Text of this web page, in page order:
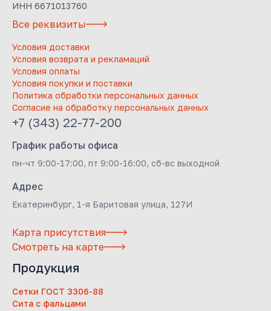
ИНН 6671013760
Все реквизиты
Условия доставки
Условия возврата и рекламаций
Условия оплаты
Условия покупки и поставки
Политика обработки персональных данных
Согласие на обработку персональных данных
+7 (343) 22-77-200
График работы офиса
пн-чт 9:00-17:00, пт 9:00-16:00, сб-вс выходной
Адрес
Екатеринбург, 1-я Баритовая улица, 127И
Карта присутствия
Смотреть на карте
Продукция
Сетки ГОСТ 3306-88
Сита с фальцами